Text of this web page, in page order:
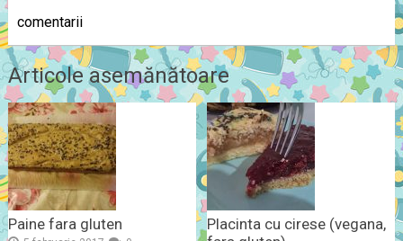
comentarii
Articole asemănătoare
Paine fara gluten
Placinta cu cirese (vegana,